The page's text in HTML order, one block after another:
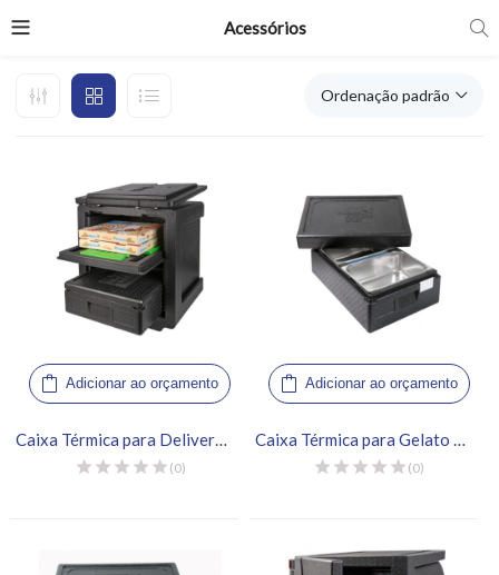
Acessórios
Ordenação padrão
Adicionar ao orçamento
Caixa Térmica para Delivery 85L – Thermo Future Box
(0)
Adicionar ao orçamento
Caixa Térmica para Gelato 2 Cubas – Thermo Future Box
(0)